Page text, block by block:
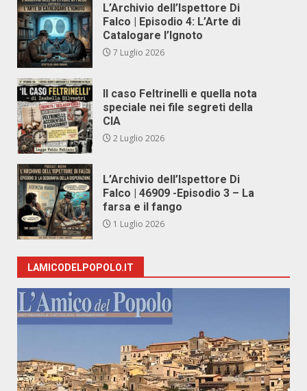
L’Archivio dell’Ispettore Di
Falco | Episodio 4: L’Arte di
Catalogare l’Ignoto
7 Luglio 2026
Il caso Feltrinelli e quella nota
speciale nei file segreti della
CIA
2 Luglio 2026
L’Archivio dell’Ispettore Di
Falco | 46909 -Episodio 3 – La
farsa e il fango
1 Luglio 2026
LAMICODELPOPOLO.IT